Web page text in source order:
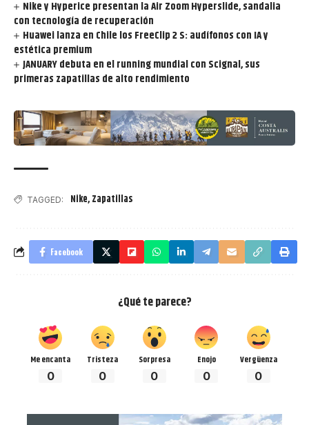
Nike y Hyperice presentan la Air Zoom Hyperslide, sandalia
con tecnología de recuperación
Huawei lanza en Chile los FreeClip 2 S: audífonos con IA y
estética premium
JANUARY debuta en el running mundial con Scignal, sus
primeras zapatillas de alto rendimiento
TAGGED: Nike,Zapatillas
Facebook
¿Qué te parece?
Me encanta
0
Tristeza
0
Sorpresa
0
Enojo
0
Vergüenza
0